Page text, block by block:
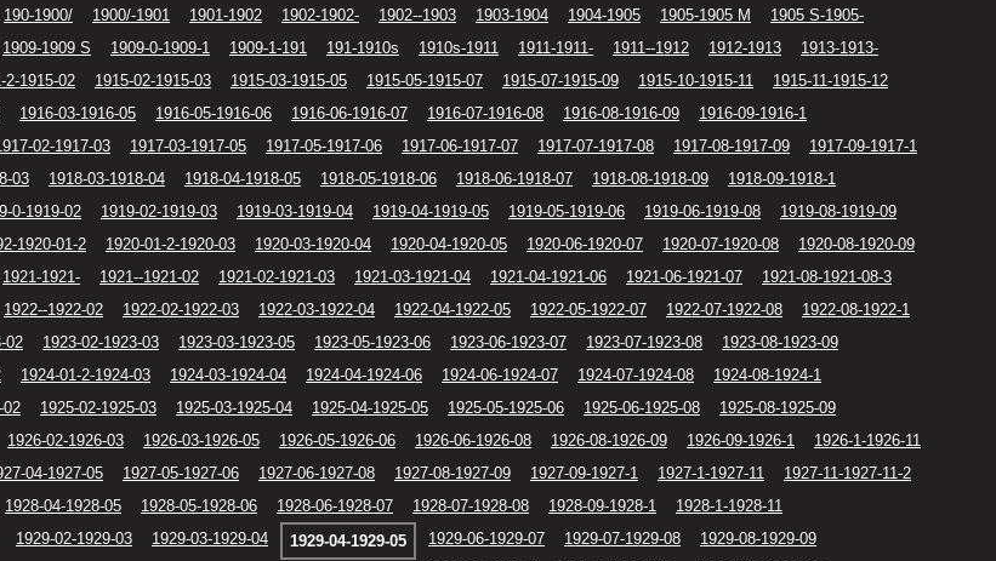
190-1900/ 1900/-1901 1901-1902 1902-1902- 1902--1903 1903-1904 1904-1905 1905-1905 M
1905 S-1905-
1909-1909 S 1909-0-1909-1 1909-1-191 191-1910s 1910s-1911 1911-1911- 1911--1912 1912-1913
1913-1913-
2-1915-02 1915-02-1915-03 1915-03-1915-05 1915-05-1915-07 1915-07-1915-09 1915-10-1915-11
1915-11-1915-12
1916-03-1916-05 1916-05-1916-06 1916-06-1916-07 1916-07-1916-08 1916-08-1916-09
1916-09-1916-1
02-1917-03 1917-03-1917-05 1917-05-1917-06 1917-06-1917-07 1917-07-1917-08 1917-08-1917-09
1917-09-1917-1
03 1918-03-1918-04 1918-04-1918-05 1918-05-1918-06 1918-06-1918-07 1918-08-1918-09
1918-09-1918-1
0-1919-02 1919-02-1919-03 1919-03-1919-04 1919-04-1919-05 1919-05-1919-06 1919-06-1919-08
1919-08-1919-09
1920-01-2 1920-01-2-1920-03 1920-03-1920-04 1920-04-1920-05 1920-06-1920-07 1920-07-1920-08
1920-08-1920-09
1921-1921- 1921--1921-02 1921-02-1921-03 1921-03-1921-04 1921-04-1921-06 1921-06-1921-07
1921-08-1921-08-3
1922--1922-02 1922-02-1922-03 1922-03-1922-04 1922-04-1922-05 1922-05-1922-07 1922-07-1922-08
1922-08-1922-1
02 1923-02-1923-03 1923-03-1923-05 1923-05-1923-06 1923-06-1923-07 1923-07-1923-08
1923-08-1923-09
1924-01-2-1924-03 1924-03-1924-04 1924-04-1924-06 1924-06-1924-07 1924-07-1924-08
1924-08-1924-1
02 1925-02-1925-03 1925-03-1925-04 1925-04-1925-05 1925-05-1925-06 1925-06-1925-08
1925-08-1925-09
1926-02-1926-03 1926-03-1926-05 1926-05-1926-06 1926-06-1926-08 1926-08-1926-09 1926-09-1926-1
1926-1-1926-11
04-1927-05 1927-05-1927-06 1927-06-1927-08 1927-08-1927-09 1927-09-1927-1 1927-1-1927-11
1927-11-1927-11-2
1928-04-1928-05 1928-05-1928-06 1928-06-1928-07 1928-07-1928-08 1928-09-1928-1
1928-1-1928-11
1929-02-1929-03 1929-03-1929-04 1929-04-1929-05 1929-06-1929-07 1929-07-1929-08
1929-08-1929-09